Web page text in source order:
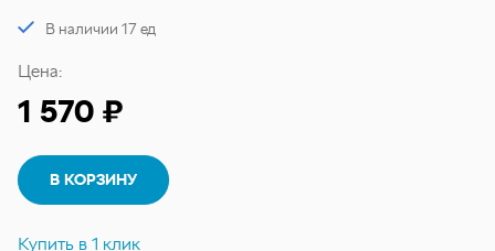
В наличии 17 ед
Цена:
1 570 ₽
В КОРЗИНУ
Купить в 1 клик